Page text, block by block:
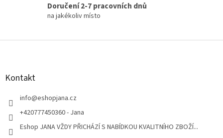
Doručení 2-7 pracovních dnů
na jakékoliv místo
Z
Kontakt
info@eshopjana.cz
+420777450360 - Jana
Eshop JANA VŽDY PŘICHÁZÍ S NABÍDKOU KVALITNÍHO ZBOŽÍ...